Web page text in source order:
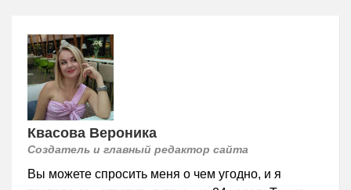
Квасова Вероника
Создатель и главный редактор сайта
Вы можете спросить меня о чем угодно, и я